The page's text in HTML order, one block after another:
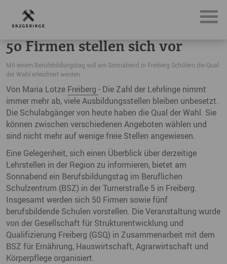
News, Neuigkeiten & Nachrichten aus dem Erzgebirge 50
50 Firmen stellen sich vor
Mit einem Berufsbildungstag soll am Sonnabend in Freiberg Schülern die Qual
der Wahl erleichtert werden.
Von Maria Lotze Freiberg - Die Zahl der Lehrlinge nimmt
immer mehr ab, viele Ausbildungsstellen bleiben unbesetzt.
Die Schulabgänger von heute haben die Qual der Wahl. Sie
können zwischen verschiedenen Angeboten wählen und
sind nicht mehr auf wenige freie Stellen angewiesen.
Eine Gelegenheit, sich einen Überblick über derzeitige
Lehrstellen in der Region zu informieren, bietet am
Sonnabend ein Berufsbildungstag im Beruflichen
Schulzentrum (BSZ) in der Turnerstraße 5 in Freiberg.
Insgesamt werden sich 50 Firmen sowie fünf
berufsbildende Schulen vorstellen. Die Veranstaltung wurde
von der Gesellschaft für Strukturentwicklung und
Qualifizierung Freiberg (GSQ) in Zusammenarbeit mit dem
BSZ für Ernährung, Hauswirtschaft, Agrarwirtschaft und
Körperpflege organisiert.